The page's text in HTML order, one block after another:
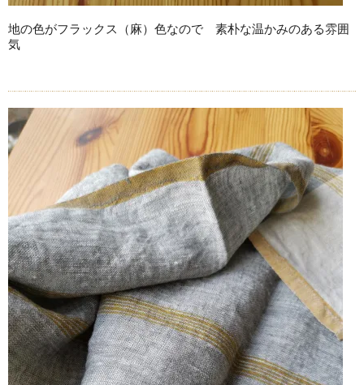
地の色がフラックス（麻）色なので 素朴な温かみのある雰囲
気